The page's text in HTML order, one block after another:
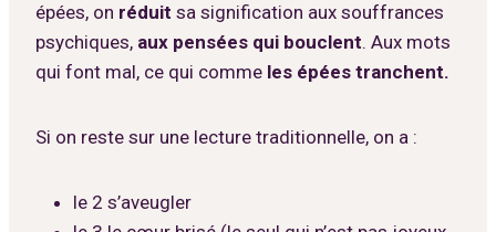
épées, on réduit sa signification aux souffrances
psychiques, aux pensées qui bouclent. Aux mots
qui font mal, ce qui comme les épées tranchent.
Si on reste sur une lecture traditionnelle, on a :
le 2 s’aveugler